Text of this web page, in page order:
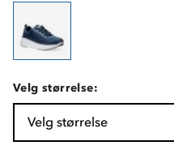
Velg størrelse:
Velg størrelse